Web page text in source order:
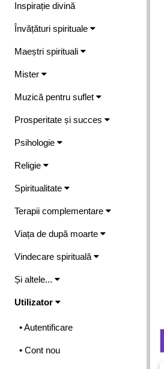
Inspirație divină
Învățături spirituale
Maeștri spirituali
Mister
Muzică pentru suflet
Prosperitate și succes
Psihologie
Religie
Spiritualitate
Terapii complementare
Viața de după moarte
Vindecare spirituală
Și altele...
Utilizator
• Autentificare
• Cont nou